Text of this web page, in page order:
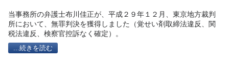
当事務所の弁護士布川佳正が、平成２９年１２月、東京地方裁判
所において、無罪判決を獲得しました（覚せい剤取締法違反、関
税法違反、検察官控訴なく確定）。
...続きを読む